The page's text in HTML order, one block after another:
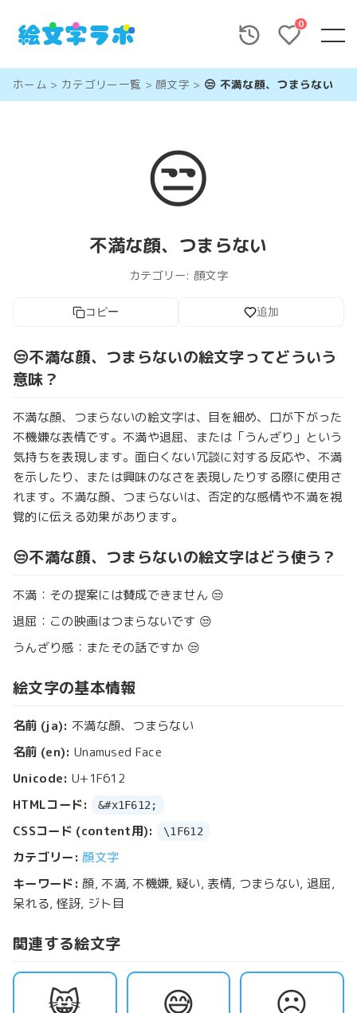
0
ホーム > カテゴリー一覧 >顔文字 > 😒 不満な顔、つまらない
😒
不満な顔、つまらない
カテゴリー:顔文字
コピー 追加
😒不満な顔、つまらないの絵文字ってどういう
意味？
不満な顔、つまらないの絵文字は、目を細め、口が下がった
不機嫌な表情です。不満や退屈、または「うんざり」という
気持ちを表現します。面白くない冗談に対する反応や、不満
を示したり、または興味のなさを表現したりする際に使用さ
れます。不満な顔、つまらないは、否定的な感情や不満を視
覚的に伝える効果があります。
😒不満な顔、つまらないの絵文字はどう使う？
不満：その提案には賛成できません 😒
退屈：この映画はつまらないです 😒
うんざり感：またその話ですか 😒
絵文字の基本情報
名前 (ja): 不満な顔、つまらない
名前 (en): Unamused Face
Unicode: U+1F612
HTMLコード:
&#x1F612;
CSSコード (content用): \1F612
カテゴリー: 顔文字
キーワード: 顔, 不満, 不機嫌, 疑い, 表情, つまらない, 退屈,
呆れる, 怪訝, ジト目
関連する絵文字
😸 😅 ☹️